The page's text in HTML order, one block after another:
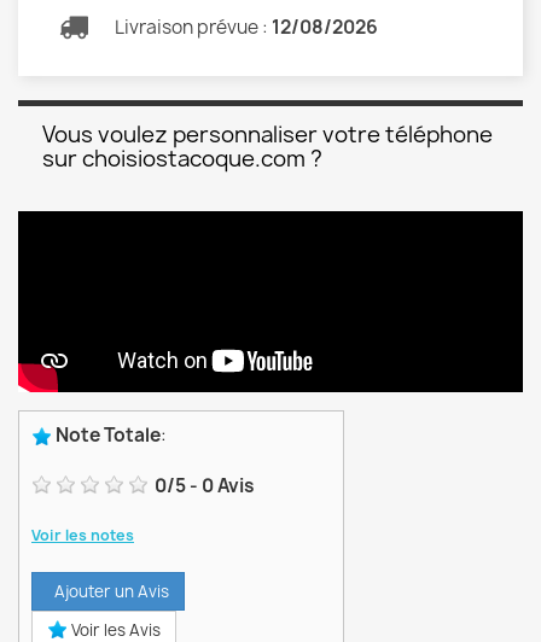
Livraison prévue : 12/08/2026
Vous voulez personnaliser votre téléphone
sur choisiostacoque.com ?
Note Totale:
0/5- 0Avis
Voir les notes
Ajouter un Avis
Voir les Avis